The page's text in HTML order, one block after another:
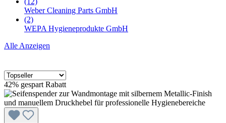
Weber Cleaning Parts GmbH
(2)
WEPA Hygieneprodukte GmbH
Alle Anzeigen
42% gespart Rabatt